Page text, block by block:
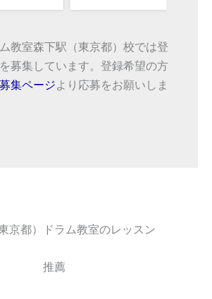
教室森下駅（東京都）校では登
募集しています。登録希望の方
集ページより応募をお願いしま
京都）ドラム教室のレッスン
推薦